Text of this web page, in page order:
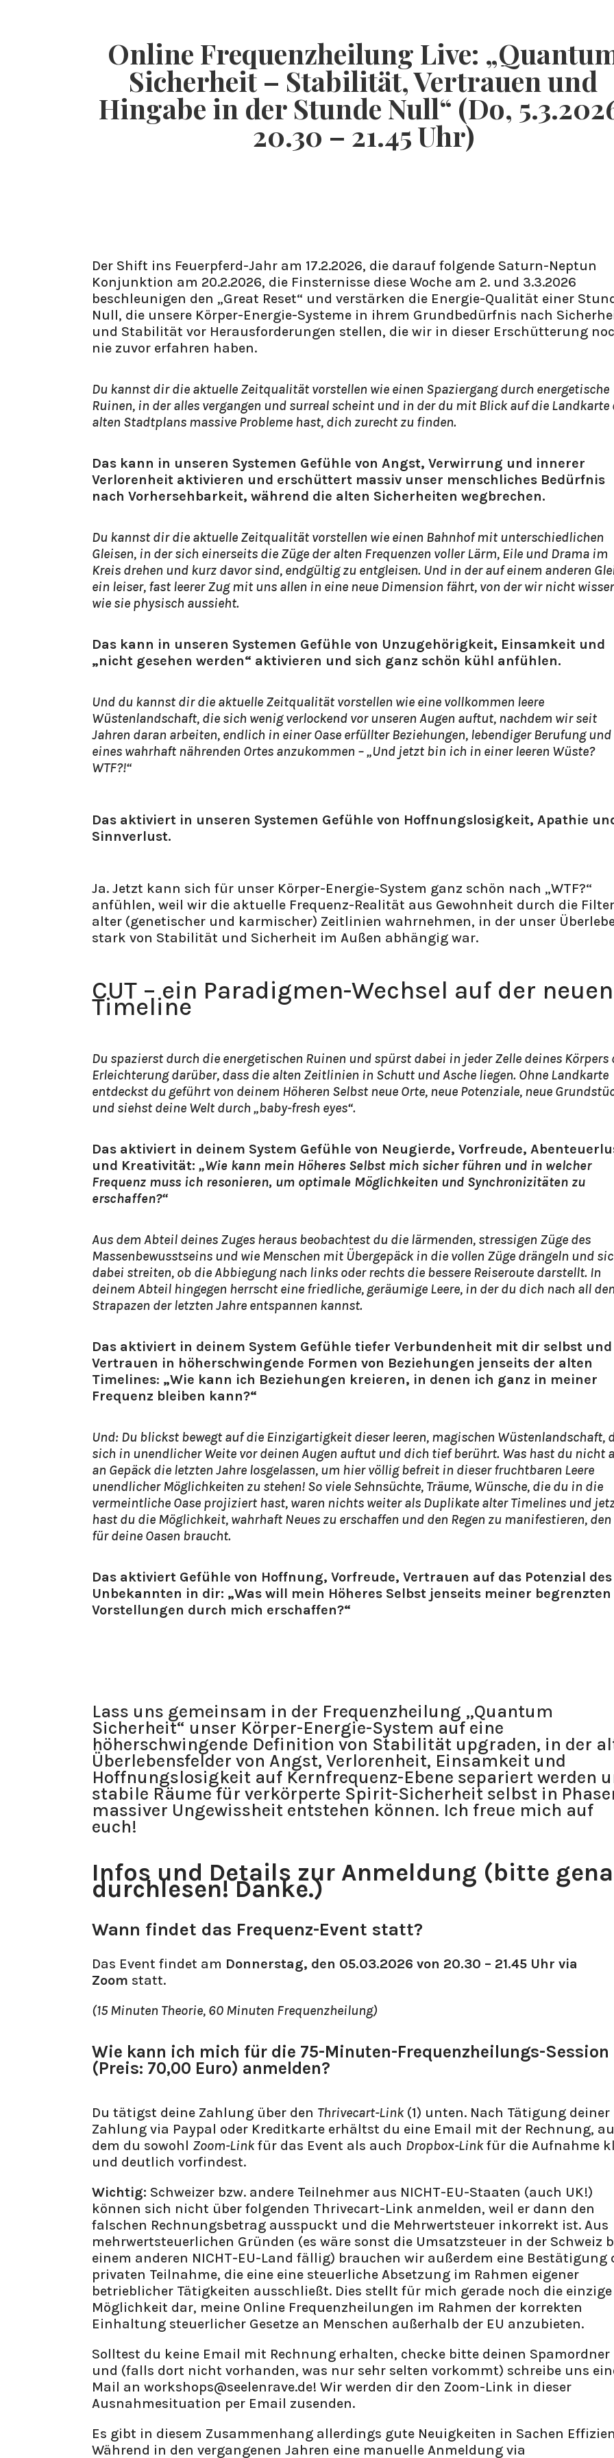
Online Frequenzheilung Live:
Sicherheit – Stabilität, Vertrauen und
Hingabe in der Stunde Null“ (Do,
20.30 – 21.45 Uhr)
Der Shift ins Feuerpferd-Jahr am 17.2.2026, die darauf folgende Saturn-Neptun
Konjunktion am 20.2.2026, die Finsternisse diese Woche am 2. und 3.3.2026
beschleunigen den „Great Reset“ und verstärken die Energie-Qualität einer
Null, die unsere Körper-Energie-Systeme in ihrem Grundbedürfnis nach
und Stabilität vor Herausforderungen stellen, die wir in dieser Erschütterung
nie zuvor erfahren haben.
Du kannst dir die aktuelle Zeitqualität vorstellen wie einen Spaziergang durch energetische
Ruinen, in der alles vergangen und surreal scheint und in der du mit Blick auf die Landkarte
alten Stadtplans massive Probleme hast, dich zurecht zu finden.
Das kann in unseren Systemen Gefühle von Angst, Verwirrung und innerer
Verlorenheit aktivieren und erschüttert massiv unser menschliches Bedürfnis
nach Vorhersehbarkeit, während die alten Sicherheiten wegbrechen.
Du kannst dir die aktuelle Zeitqualität vorstellen wie einen Bahnhof mit unterschiedlichen
Gleisen, in der sich einerseits die Züge der alten Frequenzen voller Lärm, Eile und Drama im
Kreis drehen und kurz davor sind, endgültig zu entgleisen. Und in der auf einem anderen
ein leiser, fast leerer Zug mit uns allen in eine neue Dimension fährt, von der wir nicht
wie sie physisch aussieht.
Das kann in unseren Systemen Gefühle von Unzugehörigkeit, Einsamkeit und
„nicht gesehen werden“ aktivieren und sich ganz schön kühl anfühlen.
Und du kannst dir die aktuelle Zeitqualität vorstellen wie eine vollkommen leere
Wüstenlandschaft, die sich wenig verlockend vor unseren Augen auftut, nachdem wir seit
Jahren daran arbeiten, endlich in einer Oase erfüllter Beziehungen, lebendiger Berufung und
eines wahrhaft nährenden Ortes anzukommen – „Und jetzt bin ich in einer leeren Wüste?
WTF?!“
Das aktiviert in unseren Systemen Gefühle von Hoffnungslosigkeit, Apathie
Sinnverlust.
Ja. Jetzt kann sich für unser Körper-Energie-System ganz schön nach „WTF?“
anfühlen, weil wir die aktuelle Frequenz-Realität aus Gewohnheit durch die Filter
alter (genetischer und karmischer) Zeitlinien wahrnehmen, in der unser
stark von Stabilität und Sicherheit im Außen abhängig war.
CUT – ein Paradigmen-Wechsel auf der neuen
Timeline
Du spazierst durch die energetischen Ruinen und spürst dabei in jeder Zelle deines Körpers
Erleichterung darüber, dass die alten Zeitlinien in Schutt und Asche liegen. Ohne Landkarte
entdeckst du geführt von deinem Höheren Selbst neue Orte, neue Potenziale, neue
und siehst deine Welt durch „baby-fresh eyes“.
Das aktiviert in deinem System Gefühle von Neugierde, Vorfreude,
und Kreativität:„Wie kann mein Höheres Selbst mich sicher führen und in welcher
Frequenz muss ich resonieren, um optimale Möglichkeiten und Synchronizitäten zu
erschaffen?“
Aus dem Abteil deines Zuges heraus beobachtest du die lärmenden, stressigen Züge des
Massenbewusstseins und wie Menschen mit Übergepäck in die vollen Züge drängeln und
dabei streiten, ob die Abbiegung nach links oder rechts die bessere Reiseroute darstellt. In
deinem Abteil hingegen herrscht eine friedliche, geräumige Leere, in der du dich nach all den
Strapazen der letzten Jahre entspannen kannst.
Das aktiviert in deinem System Gefühle tiefer Verbundenheit mit dir selbst und
Vertrauen in höherschwingende Formen von Beziehungen jenseits der alten
Timelines: „Wie kann ich Beziehungen kreieren, in denen ich ganz in meiner
Frequenz bleiben kann?“
Und: Du blickst bewegt auf die Einzigartigkeit dieser leeren, magischen Wüstenlandschaft,
sich in unendlicher Weite vor deinen Augen auftut und dich tief berührt. Was hast du nicht
an Gepäck die letzten Jahre losgelassen, um hier völlig befreit in dieser fruchtbaren Leere
unendlicher Möglichkeiten zu stehen! So viele Sehnsüchte, Träume, Wünsche, die du in die
vermeintliche Oase projiziert hast, waren nichts weiter als Duplikate alter Timelines und
hast du die Möglichkeit, wahrhaft Neues zu erschaffen und den Regen zu manifestieren, den
für deine Oasen braucht.
Das aktiviert Gefühle von Hoffnung, Vorfreude, Vertrauen auf das Potenzial des
Unbekannten in dir: „Was will mein Höheres Selbst jenseits meiner begrenzten
Vorstellungen durch mich erschaffen?“
Lass uns gemeinsam in der Frequenzheilung „Quantum
Sicherheit“ unser Körper-Energie-System auf eine
höherschwingende Definition von Stabilität upgraden, in der
Überlebensfelder von Angst, Verlorenheit, Einsamkeit und
Hoffnungslosigkeit auf Kernfrequenz-Ebene separiert werden
stabile Räume für verkörperte Spirit-Sicherheit selbst in
massiver Ungewissheit entstehen können. Ich freue mich auf
euch!
Infos und Details zur Anmeldung (bitte
durchlesen! Danke.)
Wann findet das Frequenz-Event statt?
Das Event findet am Donnerstag, den 05.03.2026 von 20.30 – 21.45 Uhr via
Zoom statt.
(15 Minuten Theorie, 60 Minuten Frequenzheilung)
Wie kann ich mich für die 75-Minuten-Frequenzheilungs-Session
(Preis: 70,00 Euro) anmelden?
Du tätigst deine Zahlung über den Thrivecart-Link(1) unten. Nach Tätigung deiner
Zahlung via Paypal oder Kreditkarte erhältst du eine Email mit der Rechnung,
dem du sowohl Zoom-Linkfür das Event als auch Dropbox-Linkfür die Aufnahme
und deutlich vorfindest.
Wichtig: Schweizer bzw. andere Teilnehmer aus NICHT-EU-Staaten (auch UK!)
können sich nicht über folgenden Thrivecart-Link anmelden, weil er dann den
falschen Rechnungsbetrag ausspuckt und die Mehrwertsteuer inkorrekt ist. Aus
mehrwertsteuerlichen Gründen (es wäre sonst die Umsatzsteuer in der Schweiz
einem anderen NICHT-EU-Land fällig) brauchen wir außerdem eine Bestätigung
privaten Teilnahme, die eine eine steuerliche Absetzung im Rahmen eigener
betrieblicher Tätigkeiten ausschließt. Dies stellt für mich gerade noch die einzige
Möglichkeit dar, meine Online Frequenzheilungen im Rahmen der korrekten
Einhaltung steuerlicher Gesetze an Menschen außerhalb der EU anzubieten.
Solltest du keine Email mit Rechnung erhalten, checke bitte deinen Spamordner
und (falls dort nicht vorhanden, was nur sehr selten vorkommt) schreibe uns
Mail an workshops@seelenrave.de! Wir werden dir den Zoom-Link in dieser
Ausnahmesituation per Email zusenden.
Es gibt in diesem Zusammenhang allerdings gute Neuigkeiten in Sachen
Während in den vergangenen Jahren eine manuelle Anmeldung via